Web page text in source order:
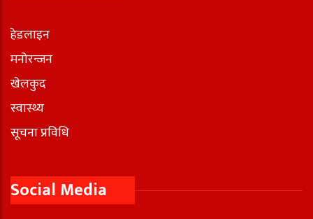
हेडलाइन
मनोरन्जन
खेलकुद
स्वास्थ्य
सूचना प्रविधि
Social Media